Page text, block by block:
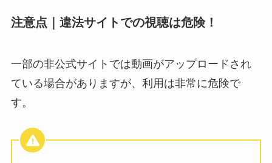
注意点｜違法サイトでの視聴は危険！
一部の非公式サイトでは動画がアップロードされ
ている場合がありますが、利用は非常に危険で
す。